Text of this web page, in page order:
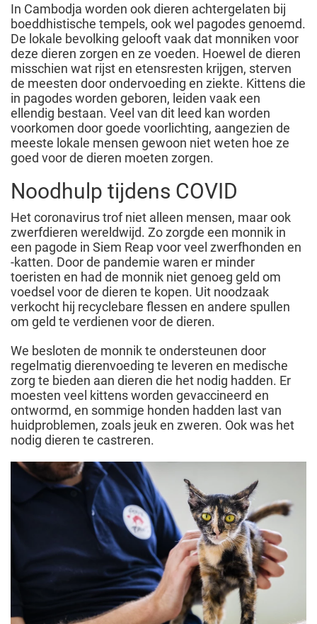
In Cambodja worden ook dieren achtergelaten bij
boeddhistische tempels, ook wel pagodes genoemd.
De lokale bevolking gelooft vaak dat monniken voor
deze dieren zorgen en ze voeden. Hoewel de dieren
misschien wat rijst en etensresten krijgen, sterven
de meesten door ondervoeding en ziekte. Kittens die
in pagodes worden geboren, leiden vaak een
ellendig bestaan. Veel van dit leed kan worden
voorkomen door goede voorlichting, aangezien de
meeste lokale mensen gewoon niet weten hoe ze
goed voor de dieren moeten zorgen.
Noodhulp tijdens COVID
Het coronavirus trof niet alleen mensen, maar ook
zwerfdieren wereldwijd. Zo zorgde een monnik in
een pagode in Siem Reap voor veel zwerfhonden en
-katten. Door de pandemie waren er minder
toeristen en had de monnik niet genoeg geld om
voedsel voor de dieren te kopen. Uit noodzaak
verkocht hij recyclebare flessen en andere spullen
om geld te verdienen voor de dieren.
We besloten de monnik te ondersteunen door
regelmatig dierenvoeding te leveren en medische
zorg te bieden aan dieren die het nodig hadden. Er
moesten veel kittens worden gevaccineerd en
ontwormd, en sommige honden hadden last van
huidproblemen, zoals jeuk en zweren. Ook was het
nodig dieren te castreren.